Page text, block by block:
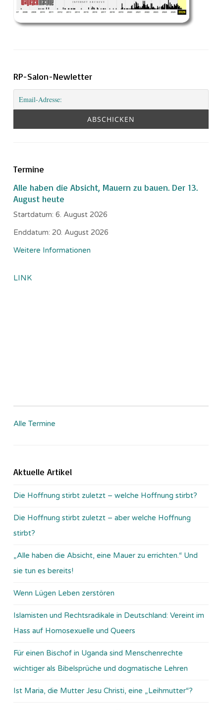
RP-Salon-Newletter
Termine
Alle haben die Absicht, Mauern zu bauen. Der 13.
August heute
Startdatum: 6. August 2026
Enddatum: 20. August 2026
Weitere Informationen
LINK
Alle Termine
Aktuelle Artikel
Die Hoffnung stirbt zuletzt – welche Hoffnung stirbt?
Die Hoffnung stirbt zuletzt – aber welche Hoffnung
stirbt?
„Alle haben die Absicht, eine Mauer zu errichten.“ Und
sie tun es bereits!
Wenn Lügen Leben zerstören
Islamisten und Rechtsradikale in Deutschland: Vereint im
Hass auf Homosexuelle und Queers
Für einen Bischof in Uganda sind Menschenrechte
wichtiger als Bibelsprüche und dogmatische Lehren
Ist Maria, die Mutter Jesu Christi, eine „Leihmutter“?